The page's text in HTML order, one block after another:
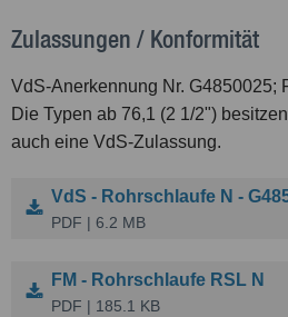
Zulassungen / Konformität
VdS-Anerkennung Nr. G4850025;
Die Typen ab 76,1 (2 1/2")
auch eine VdS-Zulassung.
VdS - Rohrschlaufe N -
PDF | 6.2 MB
FM - Rohrschlaufe RSL N
PDF | 185.1 KB